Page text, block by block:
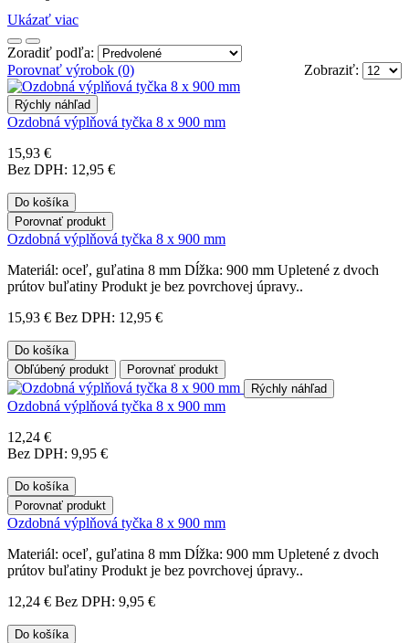
Ukázať viac
Zoradiť podľa:
Zobraziť:
Porovnať výrobok (0)
Rýchly náhľad
Ozdobná výplňová tyčka 8 x 900 mm
15,93 €
Bez DPH: 12,95 €
Do košíka
Porovnať produkt
Ozdobná výplňová tyčka 8 x 900 mm
Materiál: oceľ, guľatina 8 mm Dĺžka: 900 mm Upletené z dvoch
prútov buľatiny Produkt je bez povrchovej úpravy..
15,93 € Bez DPH: 12,95 €
Do košíka
Obľúbený produkt
Porovnať produkt
Rýchly náhľad
Ozdobná výplňová tyčka 8 x 900 mm
12,24 €
Bez DPH: 9,95 €
Do košíka
Porovnať produkt
Ozdobná výplňová tyčka 8 x 900 mm
Materiál: oceľ, guľatina 8 mm Dĺžka: 900 mm Upletené z dvoch
prútov buľatiny Produkt je bez povrchovej úpravy..
12,24 € Bez DPH: 9,95 €
Do košíka